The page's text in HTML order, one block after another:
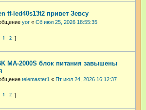
tf-led40s13t2 привет Зевсу
yor « Сб июл 25, 2026 18:55:35
1 2
MA-2000S блок питания завышены
telemaster1 « Пт июл 24, 2026 16:12:37
1 2